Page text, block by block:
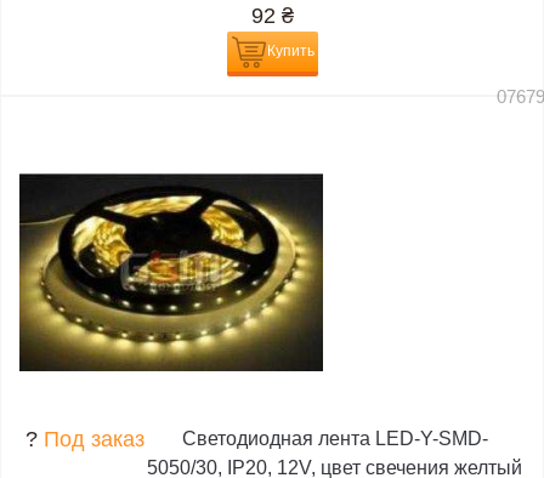
92 ₴
Купить
? Под заказ
Светодиодная лента LED-Y-SMD-
5050/30, IP20, 12V, цвет свечения желтый